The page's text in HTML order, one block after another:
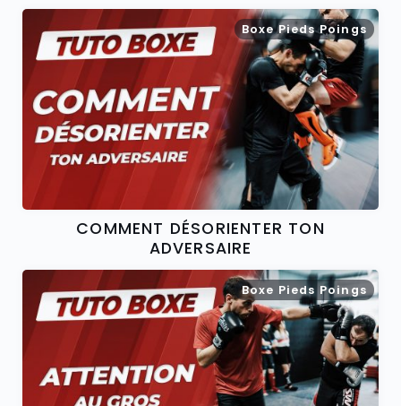
Boxe Pieds Poings
COMMENT DÉSORIENTER TON
ADVERSAIRE
Boxe Pieds Poings